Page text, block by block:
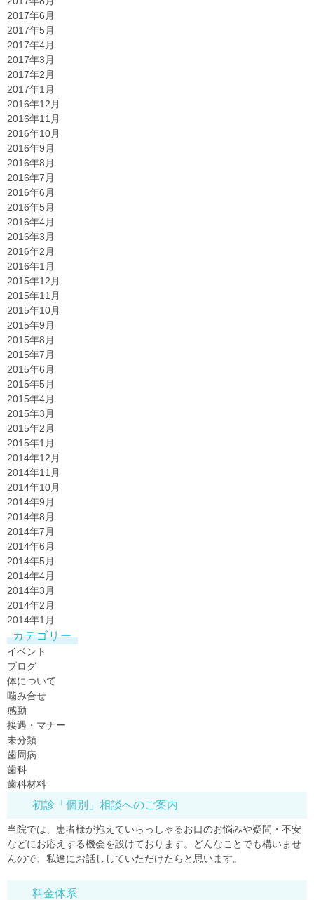
2017年6月
2017年5月
2017年4月
2017年3月
2017年2月
2017年1月
2016年12月
2016年11月
2016年10月
2016年9月
2016年8月
2016年7月
2016年6月
2016年5月
2016年4月
2016年3月
2016年2月
2016年1月
2015年12月
2015年11月
2015年10月
2015年9月
2015年8月
2015年7月
2015年6月
2015年5月
2015年4月
2015年3月
2015年2月
2015年1月
2014年12月
2014年11月
2014年10月
2014年9月
2014年8月
2014年7月
2014年6月
2014年5月
2014年4月
2014年3月
2014年2月
2014年1月
カテゴリー
イベント
ブログ
体について
噛み合せ
感動
接遇・マナー
未分類
歯周病
歯科
歯科材料
初診「個別」相談へのご案内
当院では、患者様が抱えていらっしゃるお口のお悩みや疑問・不安
などにお応えする機会を設けております。どんなことでも構いませ
んので、私達にお話ししていただけたらと思います。
料金体系